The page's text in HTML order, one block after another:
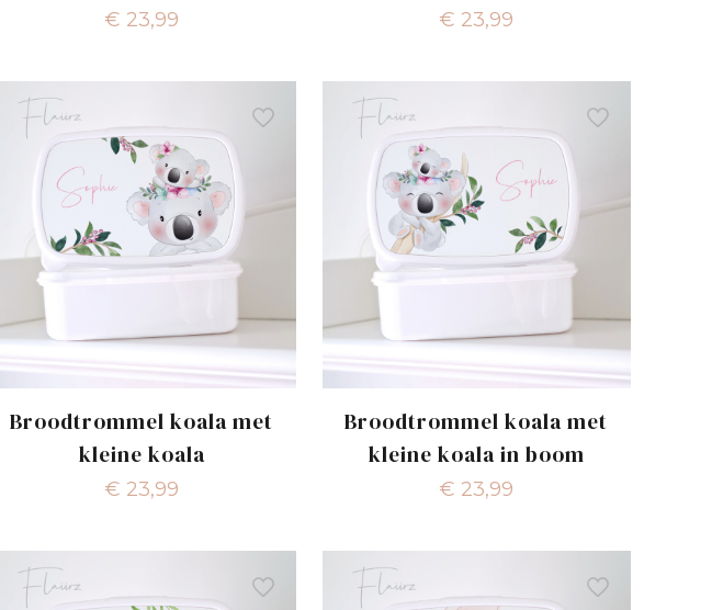
€ 23,99 € 23,99
Broodtrommel koala met
kleine koala
€ 23,99
Broodtrommel koala met
kleine koala in boom
€ 23,99